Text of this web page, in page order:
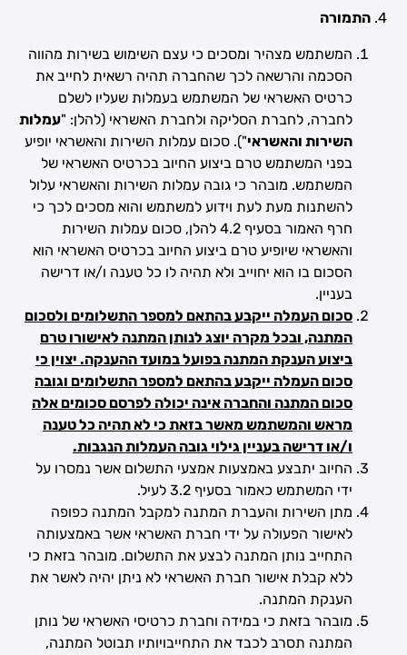
התמורה
המשתמש מצהיר ומסכים כי עצם השימוש בשירות מהווה
הסכמה והרשאה לכך שהחברה תהיה רשאית לחייב את
כרטיס האשראי של המשתמש בעמלות שעליו לשלם
לחברה, לחברת הסליקה ולחברת האשראי (להלן: "עמלות
השירות והאשראי"). סכום עמלות השירות והאשראי יופיע
בפני המשתמש טרם ביצוע החיוב בכרטיס האשראי של
המשתמש. מובהר כי גובה עמלות השירות והאשראי עלול
להשתנות מעת לעת וידוע למשתמש והוא מסכים לכך כי
חרף האמור בסעיף 4.2 להלן, סכום עמלות השירות
והאשראי שיופיע טרם ביצוע החיוב בכרטיס האשראי הוא
הסכום בו הוא יחוייב ולא תהיה לו כל טענה ו/או דרישה
בעניין.
סכום העמלה ייקבע בהתאם למספר התשלומים ולסכום
המתנה, ובכל מקרה יוצג לנותן המתנה לאישורו טרם
ביצוע הענקת המתנה בפועל במועד ההענקה. יצוין כי
סכום העמלה ייקבע בהתאם למספר התשלומים וגובה
סכום המתנה והחברה אינה יכולה לפרסם סכומים אלה
מראש והמשתמש מאשר בזאת כי לא תהיה כל טענה
ו/או דרישה בעניין גילוי גובה העמלות הנגבות.
החיוב יתבצע באמצעות אמצעי התשלום אשר נמסרו על
ידי המשתמש כאמור בסעיף ‎3.2 לעיל.
מתן השירות והעברת המתנה למקבל המתנה כפופה
לאישור הפעולה על ידי חברת האשראי אשר באמצעותה
התחייב נותן המתנה לבצע את התשלום. מובהר בזאת כי
ללא קבלת אישור חברת האשראי לא ניתן יהיה לאשר את
הענקת המתנה.
מובהר בזאת כי במידה וחברת כרטיסי האשראי של נותן
המתנה תסרב לכבד את התחייבויותיו תבוטל המתנה,